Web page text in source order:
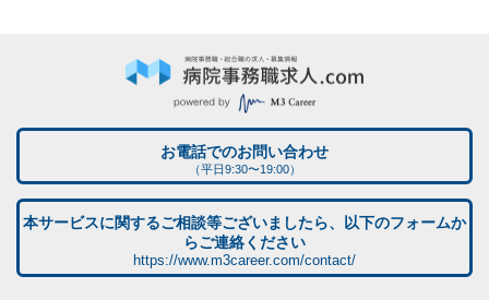
お電話でのお問い合わせ
（平日9:30〜19:00）
本サービスに関するご相談等ございましたら、以下のフォームか
らご連絡ください
https://www.m3career.com/contact/